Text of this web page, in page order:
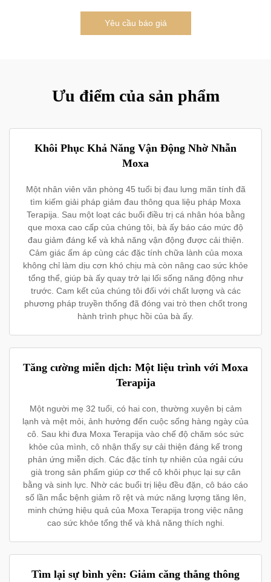
Yêu cầu báo giá
Ưu điểm của sản phẩm
Khôi Phục Khả Năng Vận Động Nhờ Nhẫn
Moxa
Một nhân viên văn phòng 45 tuổi bị đau lưng mãn tính đã
tìm kiếm giải pháp giảm đau thông qua liệu pháp Moxa
Terapija. Sau một loạt các buổi điều trị cá nhân hóa bằng
que moxa cao cấp của chúng tôi, bà ấy báo cáo mức độ
đau giảm đáng kể và khả năng vận động được cải thiện.
Cảm giác ấm áp cùng các đặc tính chữa lành của moxa
không chỉ làm dịu cơn khó chịu mà còn nâng cao sức khỏe
tổng thể, giúp bà ấy quay trở lại lối sống năng động như
trước. Cam kết của chúng tôi đối với chất lượng và các
phương pháp truyền thống đã đóng vai trò then chốt trong
hành trình phục hồi của bà ấy.
Tăng cường miễn dịch: Một liệu trình với Moxa
Terapija
Một người mẹ 32 tuổi, có hai con, thường xuyên bị cảm
lạnh và mệt mỏi, ảnh hưởng đến cuộc sống hàng ngày của
cô. Sau khi đưa Moxa Terapija vào chế độ chăm sóc sức
khỏe của mình, cô nhận thấy sự cải thiện đáng kể trong
phản ứng miễn dịch. Các đặc tính tự nhiên của ngải cứu
già trong sản phẩm giúp cơ thể cô khôi phục lại sự cân
bằng và sinh lực. Nhờ các buổi trị liệu đều đặn, cô báo cáo
số lần mắc bệnh giảm rõ rệt và mức năng lượng tăng lên,
minh chứng hiệu quả của Moxa Terapija trong việc nâng
cao sức khỏe tổng thể và khả năng thích nghi.
Tìm lại sự bình yên: Giảm căng thẳng thông